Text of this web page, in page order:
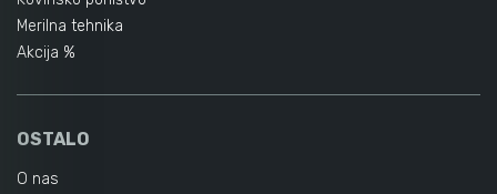
Merilna tehnika
Akcija %
OSTALO
O nas